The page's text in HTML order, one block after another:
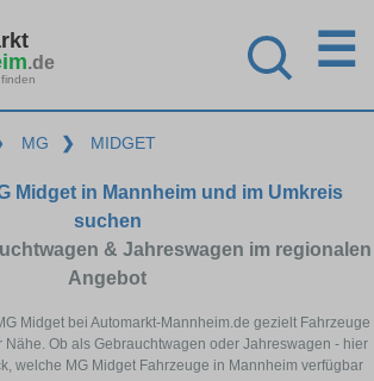
.de ☰
MG ❯ MIDGET
Midget in Mannheim und im Umkreis
suchen
& Jahreswagen im regionalen
Angebot
Midget bei Automarkt-Mannheim.de gezielt Fahrzeuge
Ob als Gebrauchtwagen oder Jahreswagen - hier
welche MG Midget Fahrzeuge in Mannheim verfügbar